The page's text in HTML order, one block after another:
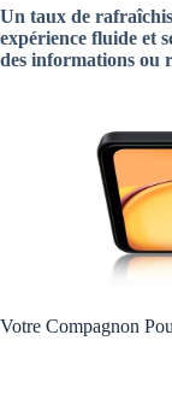
Un taux de
expérience fluide et
des informations ou
Votre Compagnon